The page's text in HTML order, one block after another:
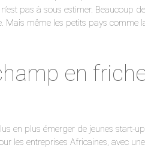
pas à sous estimer. Beaucoup
Mais même les petits pays comme
en
en plus émerger de jeunes start-
les entreprises Africaines, avec